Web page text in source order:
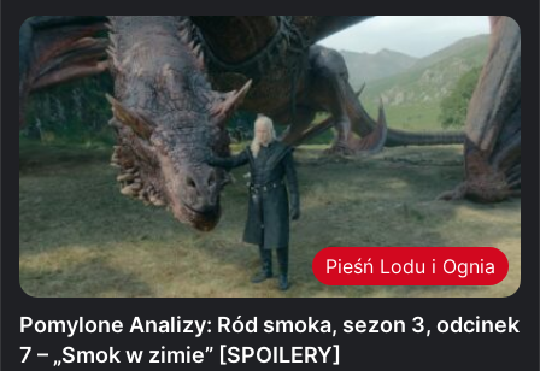
Pieśń Lodu i Ognia
Pomylone Analizy: Ród smoka, sezon 3, odcinek
7 – „Smok w zimie” [SPOILERY]